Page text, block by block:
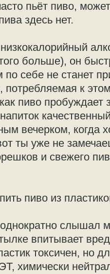
пьёт пиво,
здесь нет.
больше), он
по себе не станет
потребляемая к
пиво пробуждает
вечерком, когда
ты уже не
и свежего
пиво из
слышал
впитывает
токсичен, но
химически